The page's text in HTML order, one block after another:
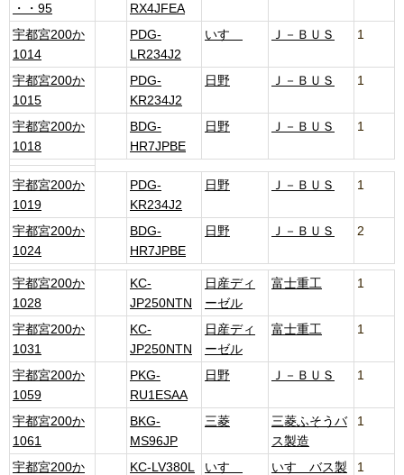
・・95
RX4JFEA
宇都宮200か
1014
PDG-
LR234J2
いすゞ Ｊ－ＢＵＳ 1
宇都宮200か
1015
PDG-
KR234J2
日野 Ｊ－ＢＵＳ 1
宇都宮200か
1018
BDG-
HR7JPBE
日野 Ｊ－ＢＵＳ 1
宇都宮200か
1019
PDG-
KR234J2
日野 Ｊ－ＢＵＳ 1
宇都宮200か
1024
BDG-
HR7JPBE
日野 Ｊ－ＢＵＳ 2
宇都宮200か
1028
KC-
JP250NTN
日産ディ
ーゼル
富士重工 1
宇都宮200か
1031
KC-
JP250NTN
日産ディ
ーゼル
富士重工 1
宇都宮200か
1059
PKG-
RU1ESAA
日野 Ｊ－ＢＵＳ 1
宇都宮200か
1061
BKG-
MS96JP
三菱
三菱ふそうバ
ス製造
1
宇都宮200か
KC-LV380L いすゞ
いすゞバス製
1